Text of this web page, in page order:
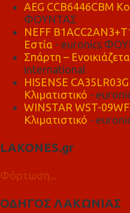
AEG CCB6446CBM
ΦΟΥΝΤΑΣ
NEFF
Εστία - euronics
Σπάρτη –
international
HISENSE
Κλιματιστικό -
WINSTAR WST-
Κλιματιστικό -
LAKONES.gr
Φόρτωση...
ΟΔΗΓΟΣ ΛΑΚΩΝΙΑΣ